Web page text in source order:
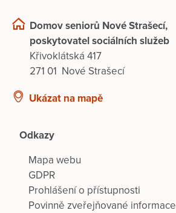
Domov seniorů Nové Strašecí,
poskytovatel sociálních služeb
Křivoklátská 417
271 01 Nové Strašecí
Ukázat na mapě
Odkazy
Mapa webu
GDPR
Prohlášení o přístupnosti
Povinně zveřejňované informace